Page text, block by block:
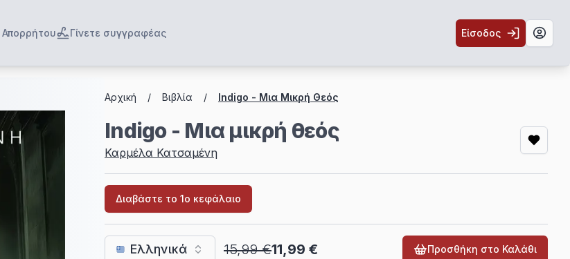
Απορρήτου Γίνετε συγγραφέας Είσοδος
Breadcrumbs
Αρχική / Βιβλία / Indigo - Μια Μικρή Θεός
Indigo - Μια μικρή θεός
Καρμέλα Κατσαμένη
Διαβάστε το 1ο κεφάλαιο
Ελληνικά 15,99 €11,99 € Προσθήκη στο Καλάθι